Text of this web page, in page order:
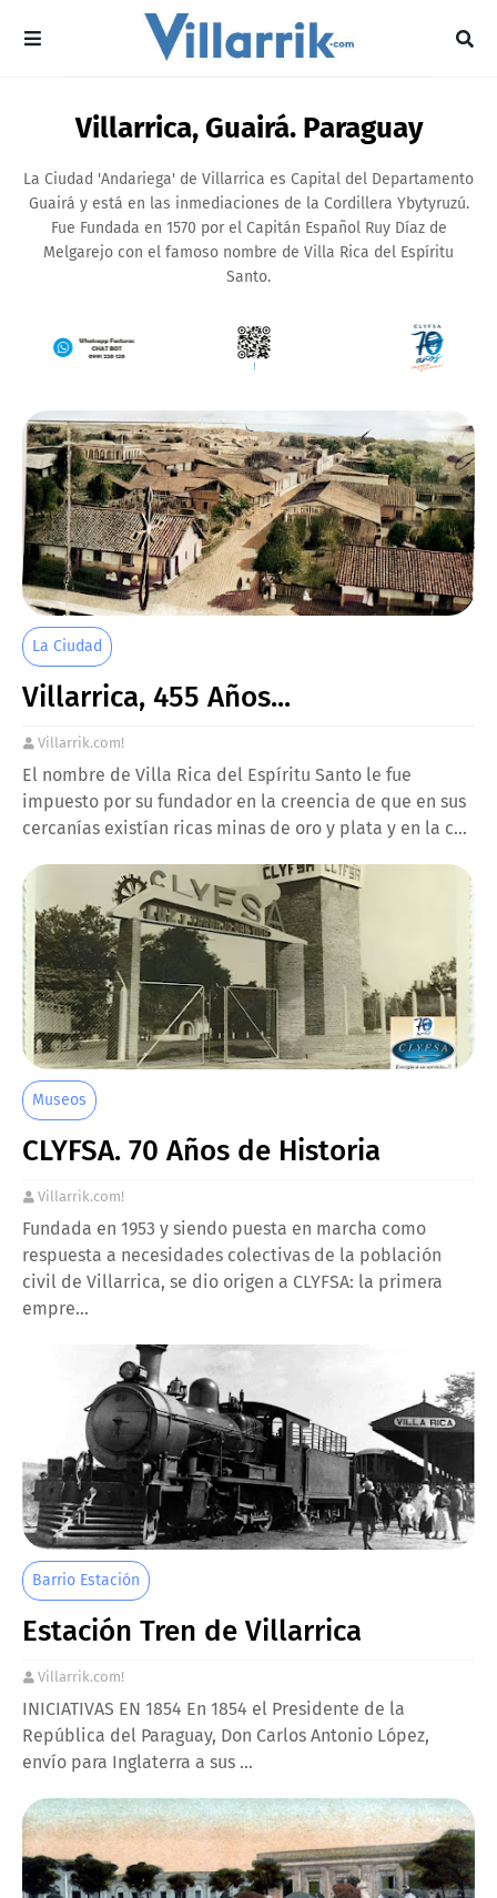
Villarrica, Guairá. Paraguay
La Ciudad 'Andariega' de Villarrica es Capital del Departamento
Guairá y está en las inmediaciones de la Cordillera Ybytyruzú.
Fue Fundada en 1570 por el Capitán Español Ruy Díaz de
Melgarejo con el famoso nombre de Villa Rica del Espíritu
Santo.
La Ciudad
Villarrica, 455 Años...
Villarrik.com!
El nombre de Villa Rica del Espíritu Santo le fue
impuesto por su fundador en la creencia de que en sus
cercanías existían ricas minas de oro y plata y en la c…
Museos
CLYFSA. 70 Años de Historia
Villarrik.com!
Fundada en 1953 y siendo puesta en marcha como
respuesta a necesidades colectivas de la población
civil de Villarrica, se dio origen a CLYFSA: la primera
empre…
Barrio Estación
Estación Tren de Villarrica
Villarrik.com!
INICIATIVAS EN 1854 En 1854 el Presidente de la
República del Paraguay, Don Carlos Antonio López,
envío para Inglaterra a sus …